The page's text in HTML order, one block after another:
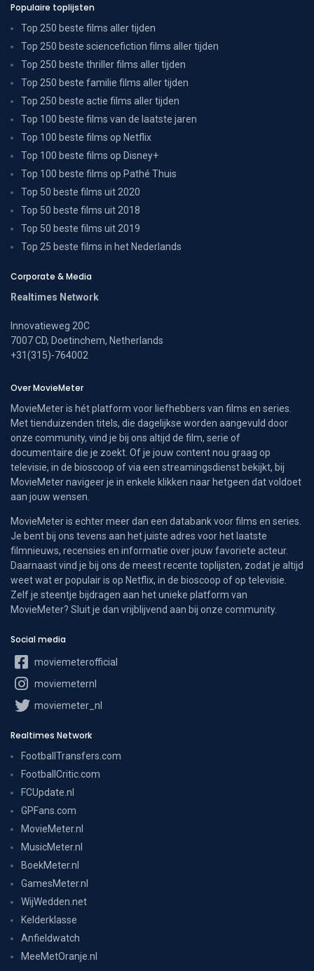
Populaire toplijsten
Top 250 beste films aller tijden
Top 250 beste sciencefiction films aller tijden
Top 250 beste thriller films aller tijden
Top 250 beste familie films aller tijden
Top 250 beste actie films aller tijden
Top 100 beste films van de laatste jaren
Top 100 beste films op Netflix
Top 100 beste films op Disney+
Top 100 beste films op Pathé Thuis
Top 50 beste films uit 2020
Top 50 beste films uit 2018
Top 50 beste films uit 2019
Top 25 beste films in het Nederlands
Corporate & Media
Realtimes Network
Innovatieweg 20C
7007 CD, Doetinchem, Netherlands
+31(315)-764002
Over MovieMeter
MovieMeter is hét platform voor liefhebbers van films en series.
Met tienduizenden titels, die dagelijkse worden aangevuld door
onze community, vind je bij ons altijd de film, serie of
documentaire die je zoekt. Of je jouw content nou graag op
televisie, in de bioscoop of via een streamingsdienst bekijkt, bij
MovieMeter navigeer je in enkele klikken naar hetgeen dat voldoet
aan jouw wensen.
MovieMeter is echter meer dan een databank voor films en series.
Je bent bij ons tevens aan het juiste adres voor het laatste
filmnieuws, recensies en informatie over jouw favoriete acteur.
Daarnaast vind je bij ons de meest recente toplijsten, zodat je altijd
weet wat er populair is op Netflix, in de bioscoop of op televisie.
Zelf je steentje bijdragen aan het unieke platform van
MovieMeter? Sluit je dan vrijblijvend aan bij onze community.
Social media
moviemeterofficial
moviemeternl
moviemeter_nl
Realtimes Network
FootballTransfers.com
FootballCritic.com
FCUpdate.nl
GPFans.com
MovieMeter.nl
MusicMeter.nl
BoekMeter.nl
GamesMeter.nl
WijWedden.net
Kelderklasse
Anfieldwatch
MeeMetOranje.nl